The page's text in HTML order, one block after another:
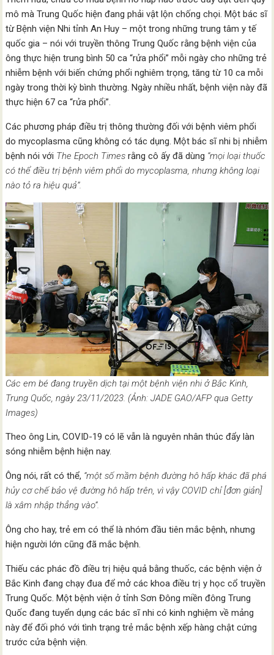
mô mà Trung Quốc hiện đang phải vật lộn chống chọi. Một bác sĩ
từ Bệnh viện Nhi tỉnh An Huy – một trong những trung tâm y tế
quốc gia – nói với truyền thông Trung Quốc rằng bệnh viện của
ông thực hiện trung bình 50 ca “rửa phổi” mỗi ngày cho những trẻ
nhiễm bệnh với biến chứng phổi nghiêm trọng, tăng từ 10 ca mỗi
ngày trong thời kỳ bình thường. Ngày nhiều nhất, bệnh viện này đã
thực hiện 67 ca “rửa phổi”.
Các phương pháp điều trị thông thường đối với bệnh viêm phổi
do mycoplasma cũng không có tác dụng. Một bác sĩ nhi bị nhiễm
bệnh nói với The Epoch Times rằng cô ấy đã dùng “mọi loại thuốc
có thể điều trị bệnh viêm phổi do mycoplasma, nhưng không loại
nào tỏ ra hiệu quả”.
Các em bé đang truyền dịch tại một bệnh viện nhi ở Bắc Kinh,
Trung Quốc, ngày 23/11/2023. (Ảnh: JADE GAO/AFP qua Getty
Images)
Theo ông Lin, COVID-19 có lẽ vẫn là nguyên nhân thúc đẩy làn
sóng nhiễm bệnh hiện nay.
Ông nói, rất có thể, “một số mầm bệnh đường hô hấp khác đã phá
hủy cơ chế bảo vệ đường hô hấp trên, vì vậy COVID chỉ [đơn giản]
là xâm nhập thẳng vào”.
Ông cho hay, trẻ em có thể là nhóm đầu tiên mắc bệnh, nhưng
hiện người lớn cũng đã mắc bệnh.
Thiếu các phác đồ điều trị hiệu quả bằng thuốc, các bệnh viện ở
Bắc Kinh đang chạy đua để mở các khoa điều trị y học cổ truyền
Trung Quốc. Một bệnh viện ở tỉnh Sơn Đông miền đông Trung
Quốc đang tuyển dụng các bác sĩ nhi có kinh nghiệm về mảng
này để đối phó với tình trạng trẻ mắc bệnh xếp hàng chật cứng
trước cửa bệnh viện.